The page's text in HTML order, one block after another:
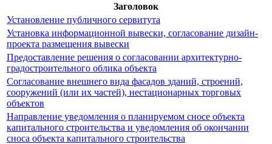
Заголовок
Установление публичного сервитута
Установка информационной вывески, согласование дизайн-
проекта размещения вывески
Предоставление решения о согласовании архитектурно-
градостроительного облика объекта
Согласование внешнего вида фасадов зданий, строений,
сооружений (или их частей), нестационарных торговых
объектов
Направление уведомления о планируемом сносе объекта
капитального строительства и уведомления об окончании
сноса объекта капитального строительства